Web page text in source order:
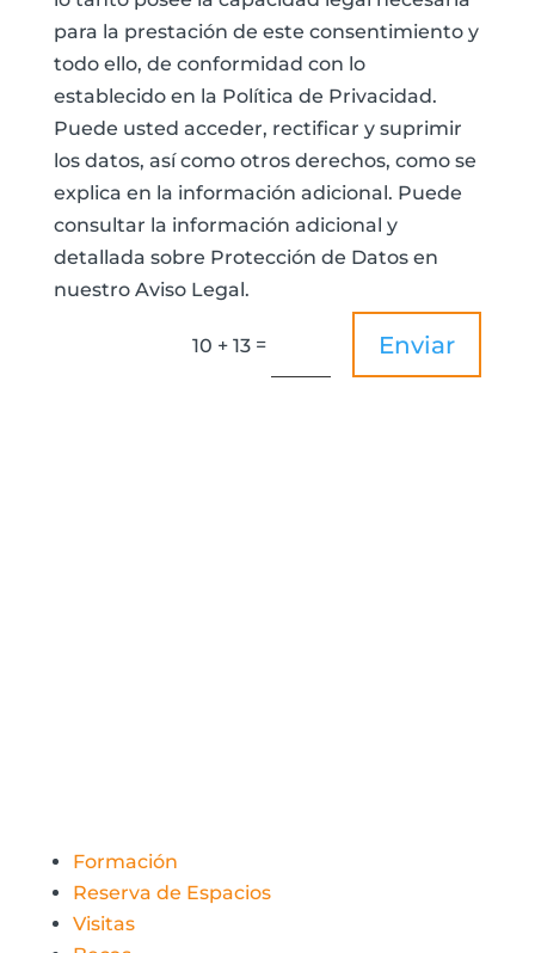
para la prestación de este consentimiento y
todo ello, de conformidad con lo
establecido en la Política de Privacidad.
Puede usted acceder, rectificar y suprimir
los datos, así como otros derechos, como se
explica en la información adicional. Puede
consultar la información adicional y
detallada sobre Protección de Datos en
nuestro Aviso Legal.
10 + 13 = Enviar
Formación
Reserva de Espacios
Visitas